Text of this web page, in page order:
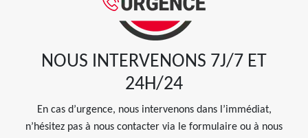
NOUS INTERVENONS 7J/7 ET
24H/24
En cas d’urgence, nous intervenons dans l’immédiat,
n’hésitez pas à nous contacter via le formulaire ou à nous